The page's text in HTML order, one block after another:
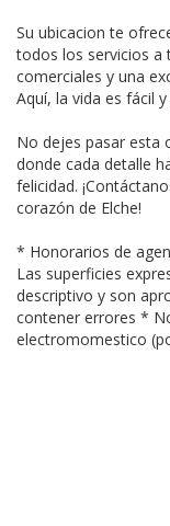
Su ubicacion te
todos los servicios a
comerciales y una
Aquí, la vida es fácil
No dejes pasar esta
donde cada detalle
felicidad.
corazón de Elche!
* Honorarios de
Las superficies
descriptivo y son
contener errores *
electromomestico